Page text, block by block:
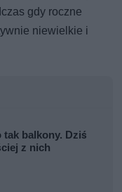
gdy roczne
niewielkie i
balkony. Dziś
z nich